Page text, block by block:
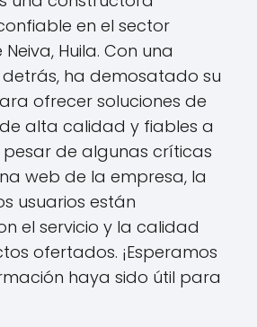
en el sector
Huila. Con una
ha demosatado su
ofrecer soluciones de
alta calidad y fiables a
pesar de algunas críticas
web de la empresa, la
usuarios están
el servicio y la calidad
ofertados. ¡Esperamos
haya sido útil para